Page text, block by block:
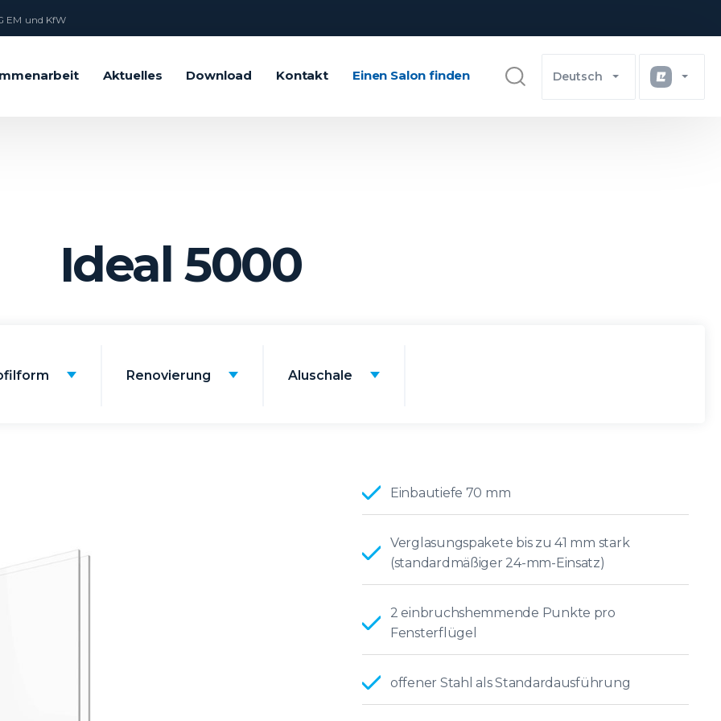
EM und KfW
Aktuelles Download Kontakt Einen Salon finden Deutsch
Ideal 5000
Renovierung Aluschale
Einbautiefe 70 mm
Verglasungspakete bis zu 41 mm stark
(standardmäßiger 24-mm-Einsatz)
2 einbruchshemmende Punkte pro
Fensterflügel
offener Stahl als Standardausführung